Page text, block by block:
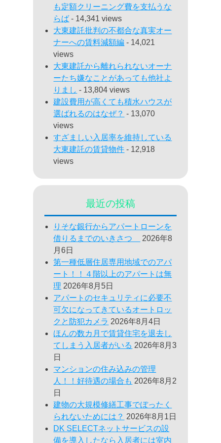
も定額クリーニング費を支払うな
らば - 14,341 views
大東建託批判の不都合な真実オー
ナーへの賃料減額編 - 14,021
views
大東建託から離れられないオーナ
ーたち嫌なことがあっても他社よ
りまし - 13,804 views
建設費用が高くても積水ハウスが
選ばれるのはなぜ？ - 13,070
views
すざましい入居率を維持している
大東建託の賃貸物件 - 12,918
views
最近の投稿
りそな銀行からアパートローンを
借りるまでのいきさつ
2026年8
月6日
第一種低層住居専用地域でのアパ
ート！！４階以上のアパートは無
理 2026年8月5日
アパートのセキュリティに必要不
可欠になってきているオートロッ
クと防犯カメラ 2026年8月4日
ほんの数カ月で賃貸住宅を退去し
てしまう入居者がいる 2026年8月3
日
マンションの住み込みの管理
人！！好待遇の場合も 2026年8月2
日
建物の大規模修繕工事でぼったく
られないためには？ 2026年8月1日
DK SELECTネットサービスの設
備を導入したなら入居者には室内